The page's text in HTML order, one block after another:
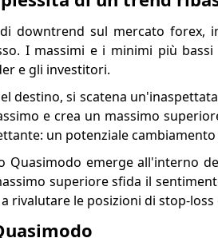
downtrend sul mercato forex,
I massimi e i minimi più
e gli investitori.
destino, si scatena
e crea un massimo
un potenziale
Quasimodo emerge all'interno
superiore sfida il
rivalutare le posizioni di stop-